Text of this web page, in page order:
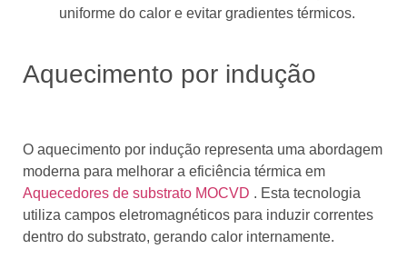
uniforme do calor e evitar gradientes térmicos.
Aquecimento por indução
O aquecimento por indução representa uma abordagem
moderna para melhorar a eficiência térmica em
Aquecedores de substrato MOCVD . Esta tecnologia
utiliza campos eletromagnéticos para induzir correntes
dentro do substrato, gerando calor internamente.